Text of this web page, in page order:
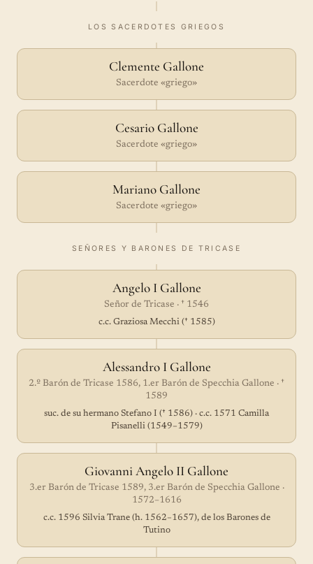
LOS SACERDOTES GRIEGOS
Clemente Gallone
Sacerdote «griego»
Cesario Gallone
Sacerdote «griego»
Mariano Gallone
Sacerdote «griego»
SEÑORES Y BARONES DE TRICASE
Angelo I Gallone
Señor de Tricase · † 1546
c.c. Graziosa Mecchi († 1585)
Alessandro I Gallone
2.º Barón de Tricase 1586, 1.er Barón de Specchia Gallone · †
1589
suc. de su hermano Stefano I († 1586) · c.c. 1571 Camilla
Pisanelli (1549–1579)
Giovanni Angelo II Gallone
3.er Barón de Tricase 1589, 3.er Barón de Specchia Gallone ·
1572–1616
c.c. 1596 Silvia Trane (h. 1562–1657), de los Barones de
Tutino